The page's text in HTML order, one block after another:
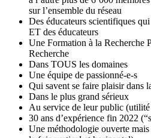
sur l’ensemble du réseau
Des éducateurs scientifiques
ET des éducateurs
Une Formation à la Recherche
Recherche
Dans TOUS les domaines
Une équipe de passionné-e-s
Qui savent se faire plaisir dans
Dans le plus grand sérieux
Au service de leur public
30 ans d’expérience fin 2022
Une méthodologie ouverte